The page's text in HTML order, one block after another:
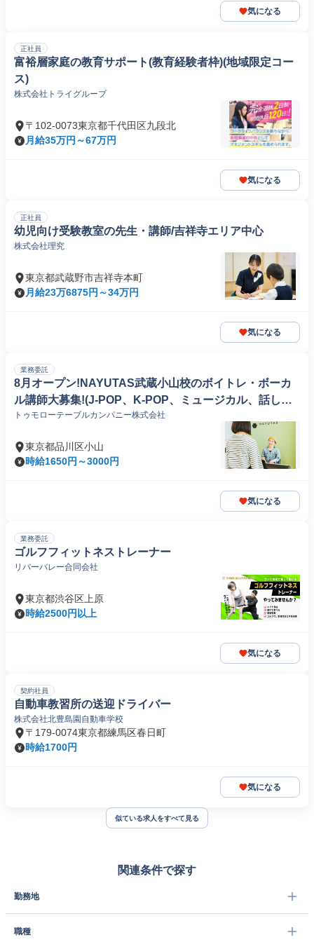
気になる
正社員
富裕層家庭の教育サポート(教育経験者枠)(地域限定コー
ス)
株式会社トライグループ
〒102-0073東京都千代田区九段北
月給35万円～67万円
気になる
正社員
幼児向け受験教室の先生・講師/吉祥寺エリア中心
株式会社理究
東京都武蔵野市吉祥寺本町
月給23万6875円～34万円
気になる
業務委託
8月オープン!NAYUTAS武蔵小山校のボイトレ・ボーカ
ル講師大募集!(J-POP、K-POP、ミュージカル、話し
方、弾き語りetc)
トゥモローテーブルカンパニー株式会社
東京都品川区小山
時給1650円～3000円
気になる
業務委託
ゴルフフィットネストレーナー
リバーバレー合同会社
東京都渋谷区上原
時給2500円以上
気になる
契約社員
自動車教習所の送迎ドライバー
株式会社北豊島園自動車学校
〒179-0074東京都練馬区春日町
時給1700円
気になる
似ている求人をすべて見る
関連条件で探す
勤務地
職種